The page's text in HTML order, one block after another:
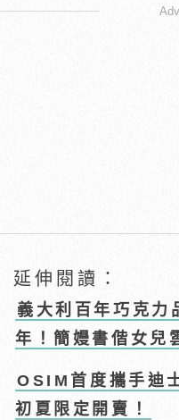
延伸閱讀：
義大利百年巧克
年！簡嫚書偕女兒
OSIM首度攜手迪
初夏限定開賣！